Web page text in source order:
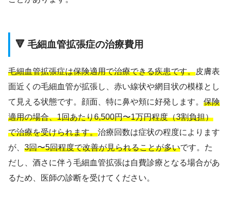
🔻 毛細血管拡張症の治療費用
毛細血管拡張症は保険適用で治療できる疾患です。皮膚表
面近くの毛細血管が拡張し、赤い線状や網目状の模様とし
て見える状態です。顔面、特に鼻や頬に好発します。 保険
適用の場合、1回あたり6,500円〜1万円程度（3割負担）
で治療を受けられます。治療回数は症状の程度によります
が、 3回〜5回程度で改善が見られることが多いです。た
だし、酒さに伴う毛細血管拡張は自費診療となる場合があ
るため、医師の診断を受けてください。